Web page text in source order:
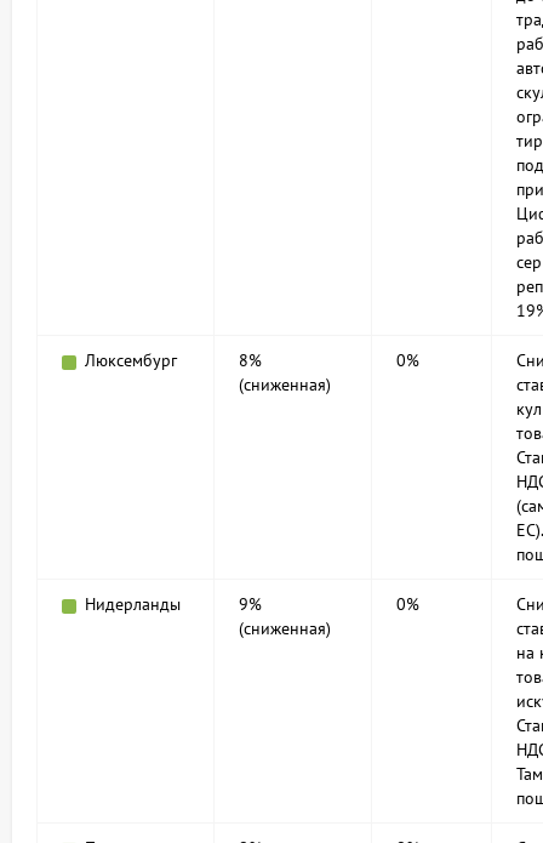
Люксембург
8%
(сниженная)
0%
Нидерланды
9%
(сниженная)
0%
на